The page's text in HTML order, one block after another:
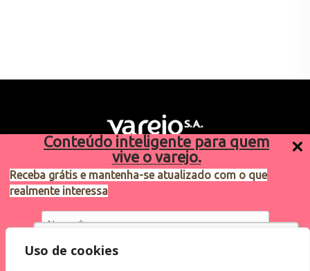
Conteúdo inteligente para quem
vive o varejo.
Receba grátis e mantenha-se atualizado com o que
realmente interessa
Utilizamos cookies para oferecer melhor
Uso de cookies
Sugestões de pauta
varejosa@cndl.org.br